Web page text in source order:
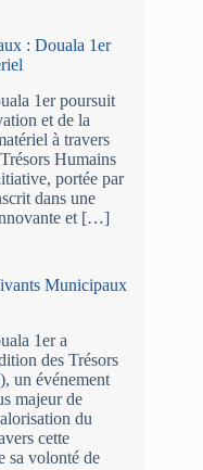
: Douala 1er
1er poursuit
et de la
à travers
Humains
portée par
dans une
et […]
Municipaux
1er a
des Trésors
un événement
majeur de
du
cette
sa volonté de